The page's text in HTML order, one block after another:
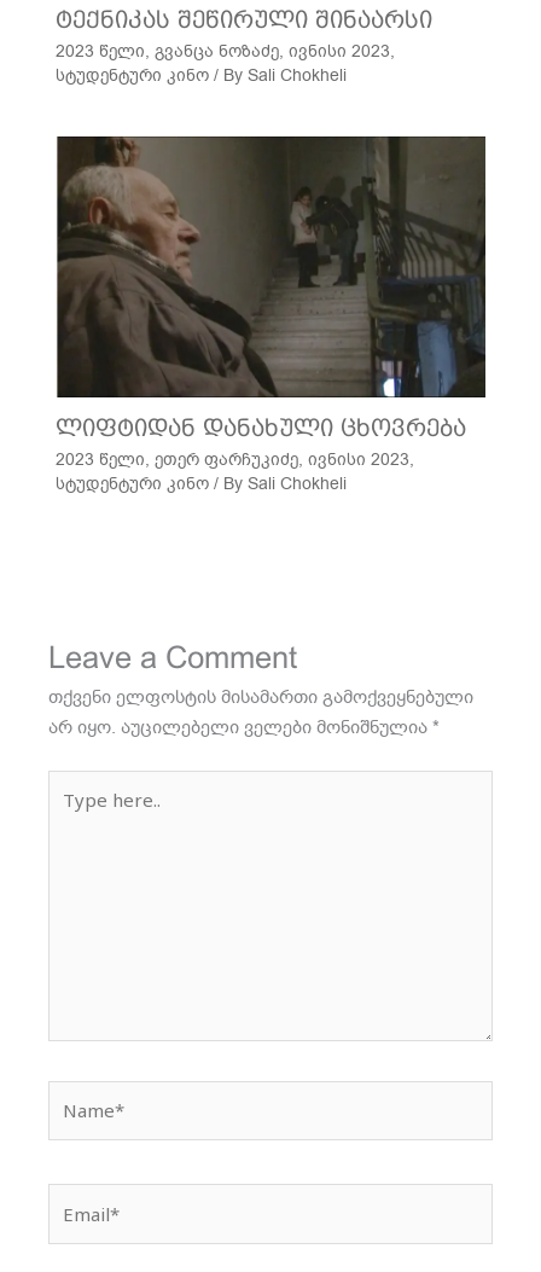
ტექნიკას შეწირული შინაარსი
2023 წელი, გვანცა ნოზაძე, ივნისი 2023,
სტუდენტური კინო/ By Sali Chokheli
ლიფტიდან დანახული ცხოვრება
2023 წელი, ეთერ ფარჩუკიძე, ივნისი 2023,
სტუდენტური კინო/ By Sali Chokheli
Leave a Comment
თქვენი ელფოსტის მისამართი გამოქვეყნებული
არ იყო. აუცილებელი ველები მონიშნულია*
here..